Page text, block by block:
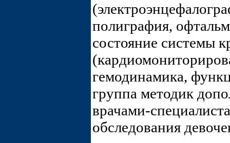
полиграфия,
состояние системы
гемодинамика,
группа методик
врачами-
обследования